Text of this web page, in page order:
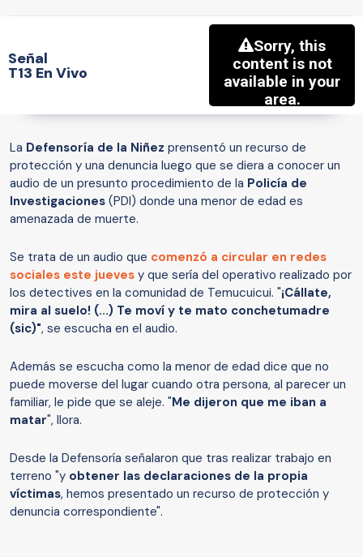
Señal
T13 En Vivo
La Defensoría de la Niñez prensentó un recurso de
protección y una denuncia luego que se diera a conocer un
audio de un presunto procedimiento de la Policía de
Investigaciones (PDI) donde una menor de edad es
amenazada de muerte.
Se trata de un audio que comenzó a circular en redes
sociales este jueves y que sería del operativo realizado por
los detectives en la comunidad de Temucuicui. "¡Cállate,
mira al suelo! (...) Te moví y te mato conchetumadre
(sic)", se escucha en el audio.
Además se escucha como la menor de edad dice que no
puede moverse del lugar cuando otra persona, al parecer un
familiar, le pide que se aleje. "Me dijeron que me iban a
matar", llora.
Desde la Defensoría señalaron que tras realizar trabajo en
terreno "y obtener las declaraciones de la propia
víctimas, hemos presentado un recurso de protección y
denuncia correspondiente".